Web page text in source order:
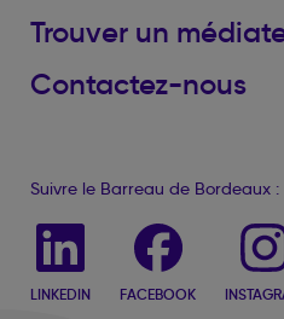
Trouver un
Contactez-nous
Suivre le Barreau de Bordeaux :
LINKEDIN FACEBOOK